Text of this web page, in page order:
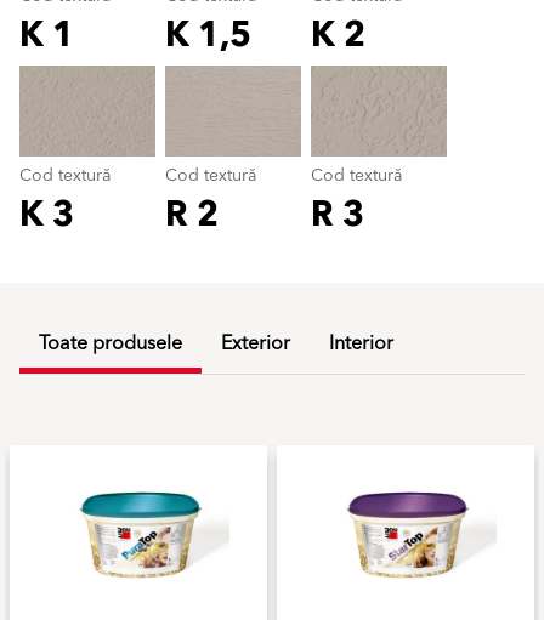
K 1 K 1,5 K 2
Cod textură
K 3
Cod textură
R 2
Cod textură
R 3
Cod textură
color_name
Toate produsele Exterior Interior